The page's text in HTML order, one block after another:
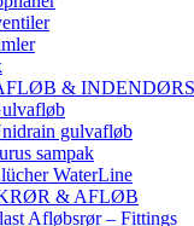
& INDENDØRS
gulvafløb
sampak
WaterLine
& AFLØB
Afløbsrør – Fittings